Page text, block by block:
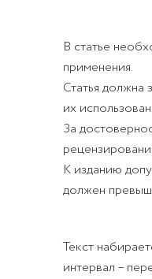
В статье
применения.
Статья должна
их
За
К изданию
должен
Текст
интервал –